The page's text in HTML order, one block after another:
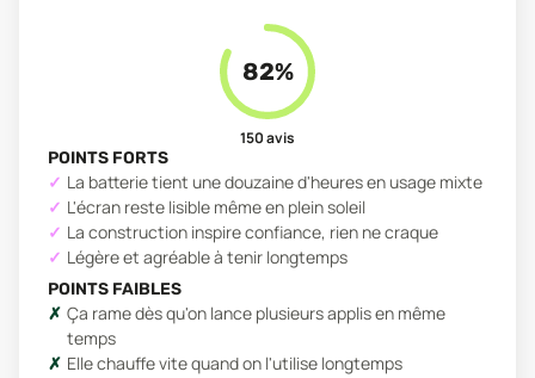
82%
150avis
POINTS FORTS
La batterie tient une douzaine d'heures en usage mixte
L'écran reste lisible même en plein soleil
La construction inspire confiance, rien ne craque
Légère et agréable à tenir longtemps
POINTS FAIBLES
Ça rame dès qu'on lance plusieurs applis en même
temps
Elle chauffe vite quand on l'utilise longtemps